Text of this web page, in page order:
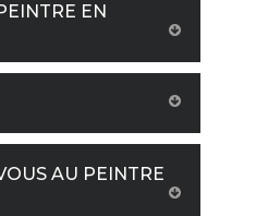
EN
AU PEINTRE